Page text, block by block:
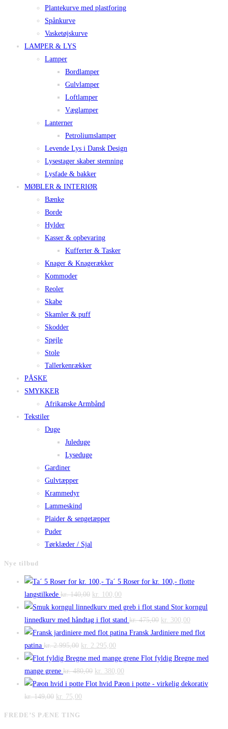
Plantekurve med plastforing
Spånkurve
Vasketøjskurve
LAMPER & LYS
Lamper
Bordlamper
Gulvlamper
Loftlamper
Væglamper
Lanterner
Petroliumslamper
Levende Lys i Dansk Design
Lysestager skaber stemning
Lysfade & bakker
MØBLER & INTERIØR
Bænke
Borde
Hylder
Kasser & opbevaring
Kufferter & Tasker
Knager & Knagerækker
Kommoder
Reoler
Skabe
Skamler & puff
Skodder
Spejle
Stole
Tallerkenrækker
PÅSKE
SMYKKER
Afrikanske Armbånd
Tekstiler
Duge
Juleduge
Lyseduge
Gardiner
Gulvtæpper
Krammedyr
Lammeskind
Plaider & sengetæpper
Puder
Tørklæder / Sjal
Nye tilbud
Ta´ 5 Roser for kr. 100,- flotte
langstilkede kr.140,00 Den
oprindelige
pris
var:
kr. 140,00.
kr. 100,00
aktuelle
pris
er:
Stor korngul
linnedkurv med håndtag i flot stand kr.475,00 Den
oprindelige
var:
kr. 300,00
aktuelle
er:
Fransk Jardiniere med flot
patina kr.2.995,00 Den
oprindelige
pris
var:
kr. 2.995,00.
kr. 2.295,00
aktuelle
pris
er:
Flot fyldig Bregne med
mange grene kr.480,00 Den
oprindelige
kr. 380,00
aktuelle
Flot hvid Pæon i potte - virkelig dekorativ
kr.149,00 Den
kr. 75,00
FREDE’S PÆNE TING